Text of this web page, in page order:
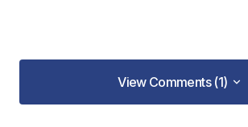
View Comments (1)
View Comments (1)